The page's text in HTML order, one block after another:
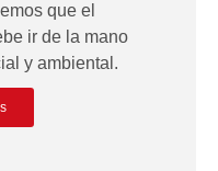
que el
ir de la mano
y ambiental.